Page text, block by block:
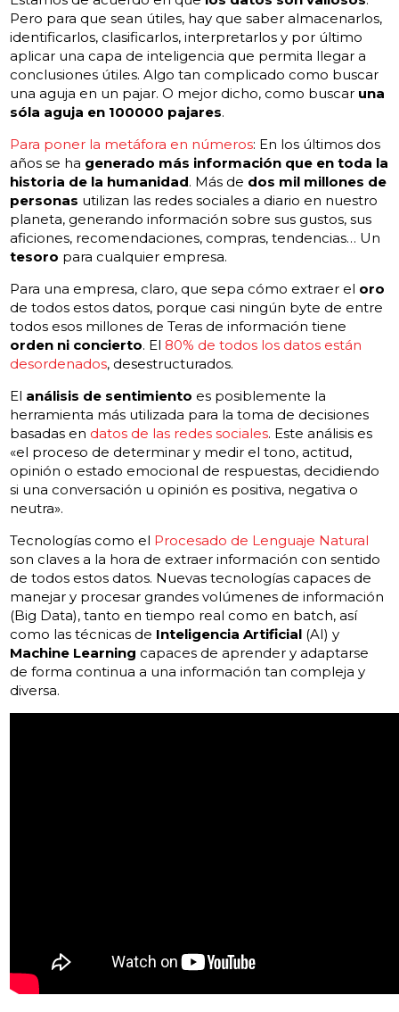
Pero para que sean útiles, hay que saber almacenarlos,
identificarlos, clasificarlos, interpretarlos y por último
aplicar una capa de inteligencia que permita llegar a
conclusiones útiles. Algo tan complicado como buscar
una aguja en un pajar. O mejor dicho, como buscar una
sóla aguja en 100000 pajares.
Para poner la metáfora en números: En los últimos dos
años se ha generado más información que en toda la
historia de la humanidad. Más de dos mil millones de
personas utilizan las redes sociales a diario en nuestro
planeta, generando información sobre sus gustos, sus
aficiones, recomendaciones, compras, tendencias… Un
tesoro para cualquier empresa.
Para una empresa, claro, que sepa cómo extraer el oro
de todos estos datos, porque casi ningún byte de entre
todos esos millones de Teras de información tiene
orden ni concierto. El 80% de todos los datos están
desordenados, desestructurados.
El análisis de sentimiento es posiblemente la
herramienta más utilizada para la toma de decisiones
basadas en datos de las redes sociales. Este análisis es
«el proceso de determinar y medir el tono, actitud,
opinión o estado emocional de respuestas, decidiendo
si una conversación u opinión es positiva, negativa o
neutra».
Tecnologías como el Procesado de Lenguaje Natural
son claves a la hora de extraer información con sentido
de todos estos datos. Nuevas tecnologías capaces de
manejar y procesar grandes volúmenes de información
(Big Data), tanto en tiempo real como en batch, así
como las técnicas de Inteligencia Artificial (AI) y
Machine Learning capaces de aprender y adaptarse
de forma continua a una información tan compleja y
diversa.